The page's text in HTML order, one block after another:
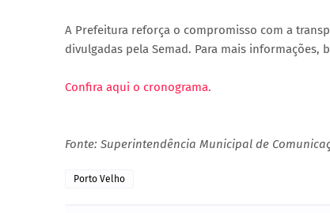
A Prefeitura reforça o compromisso com a
divulgadas pela Semad. Para mais
Confira aqui o cronograma.
Fonte: Superintendência Municipal de
Porto Velho